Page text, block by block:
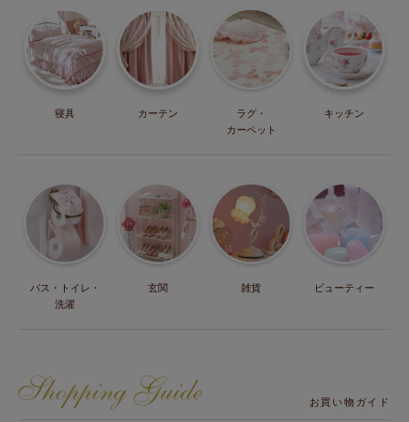
寝具 カーテン
ラグ・
カーペット
キッチン
バス・トイレ・
洗濯
玄関 雑貨 ビューティー
お買い物ガイド